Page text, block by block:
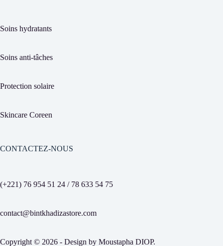
Soins hydratants
Soins anti-tâches
Protection solaire
Skincare Coreen
CONTACTEZ-NOUS
(+221) 76 954 51 24 / 78 633 54 75
contact@bintkhadizastore.com
Copyright © 2026 - Design by Moustapha DIOP.